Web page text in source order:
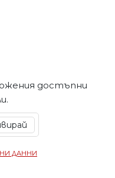
достъпни
ДАННИ